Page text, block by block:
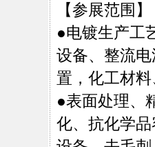
【参展范围
●电镀生产工
设备、整流
置，化工材
●表面处理、
化、抗化学